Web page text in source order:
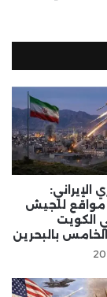
الإيراني:
استهداف 8 مواقع للجيش
الكويت
بالبحرين